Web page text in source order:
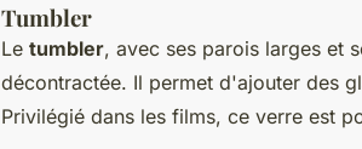
Tumbler
Le tumbler, avec ses parois larges et
décontractée. Il permet d'ajouter des
Privilégié dans les films, ce verre est